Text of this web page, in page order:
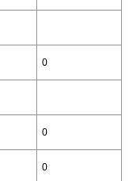
0
0
0